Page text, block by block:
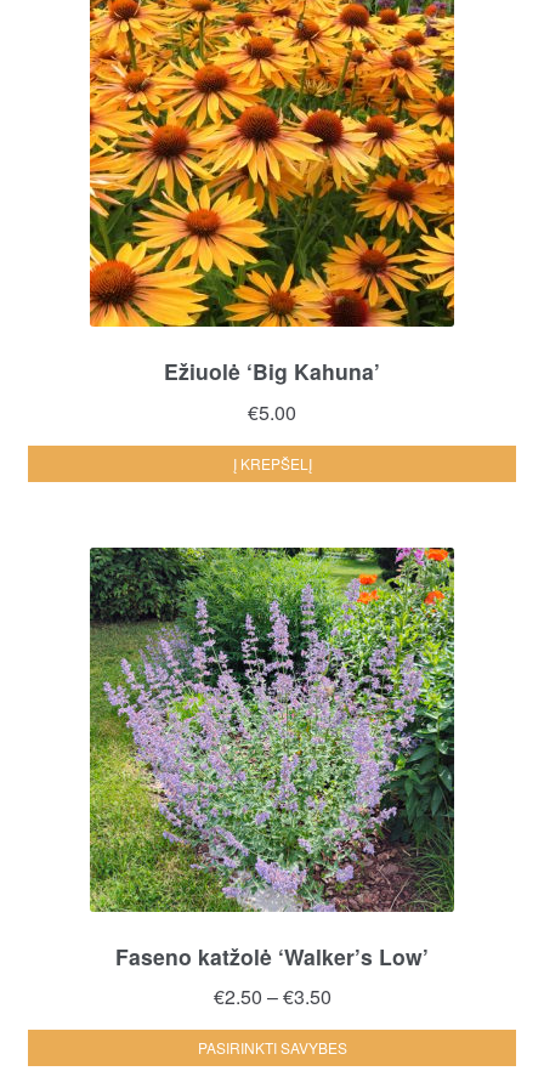
Ežiuolė ‘Big Kahuna’
€5.00
Į KREPŠELĮ
Faseno katžolė ‘Walker’s Low’
€2.50 –€3.50Price
range:
€2.50
PASIRINKTI SAVYBES